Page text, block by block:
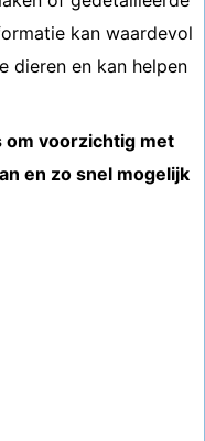
kan waardevol
dieren en kan helpen
om voorzichtig met
en zo snel mogelijk